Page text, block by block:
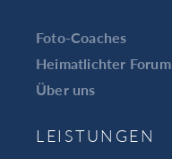
Foto-Coaches
Heimatlichter Forum
Über uns
LEISTUNGEN